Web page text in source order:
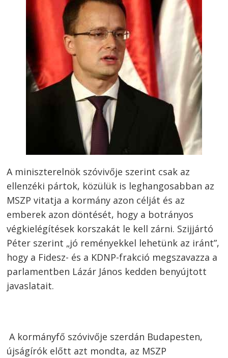
A miniszterelnök szóvivője szerint csak az
ellenzéki pártok, közülük is leghangosabban az
MSZP vitatja a kormány azon célját és az
emberek azon döntését, hogy a botrányos
végkielégítések korszakát le kell zárni. Szijjártó
Péter szerint „jó reményekkel lehetünk az iránt”,
hogy a Fidesz- és a KDNP-frakció megszavazza a
parlamentben Lázár János kedden benyújtott
javaslatait.
A kormányfő szóvivője szerdán Budapesten,
újságírók előtt azt mondta, az MSZP